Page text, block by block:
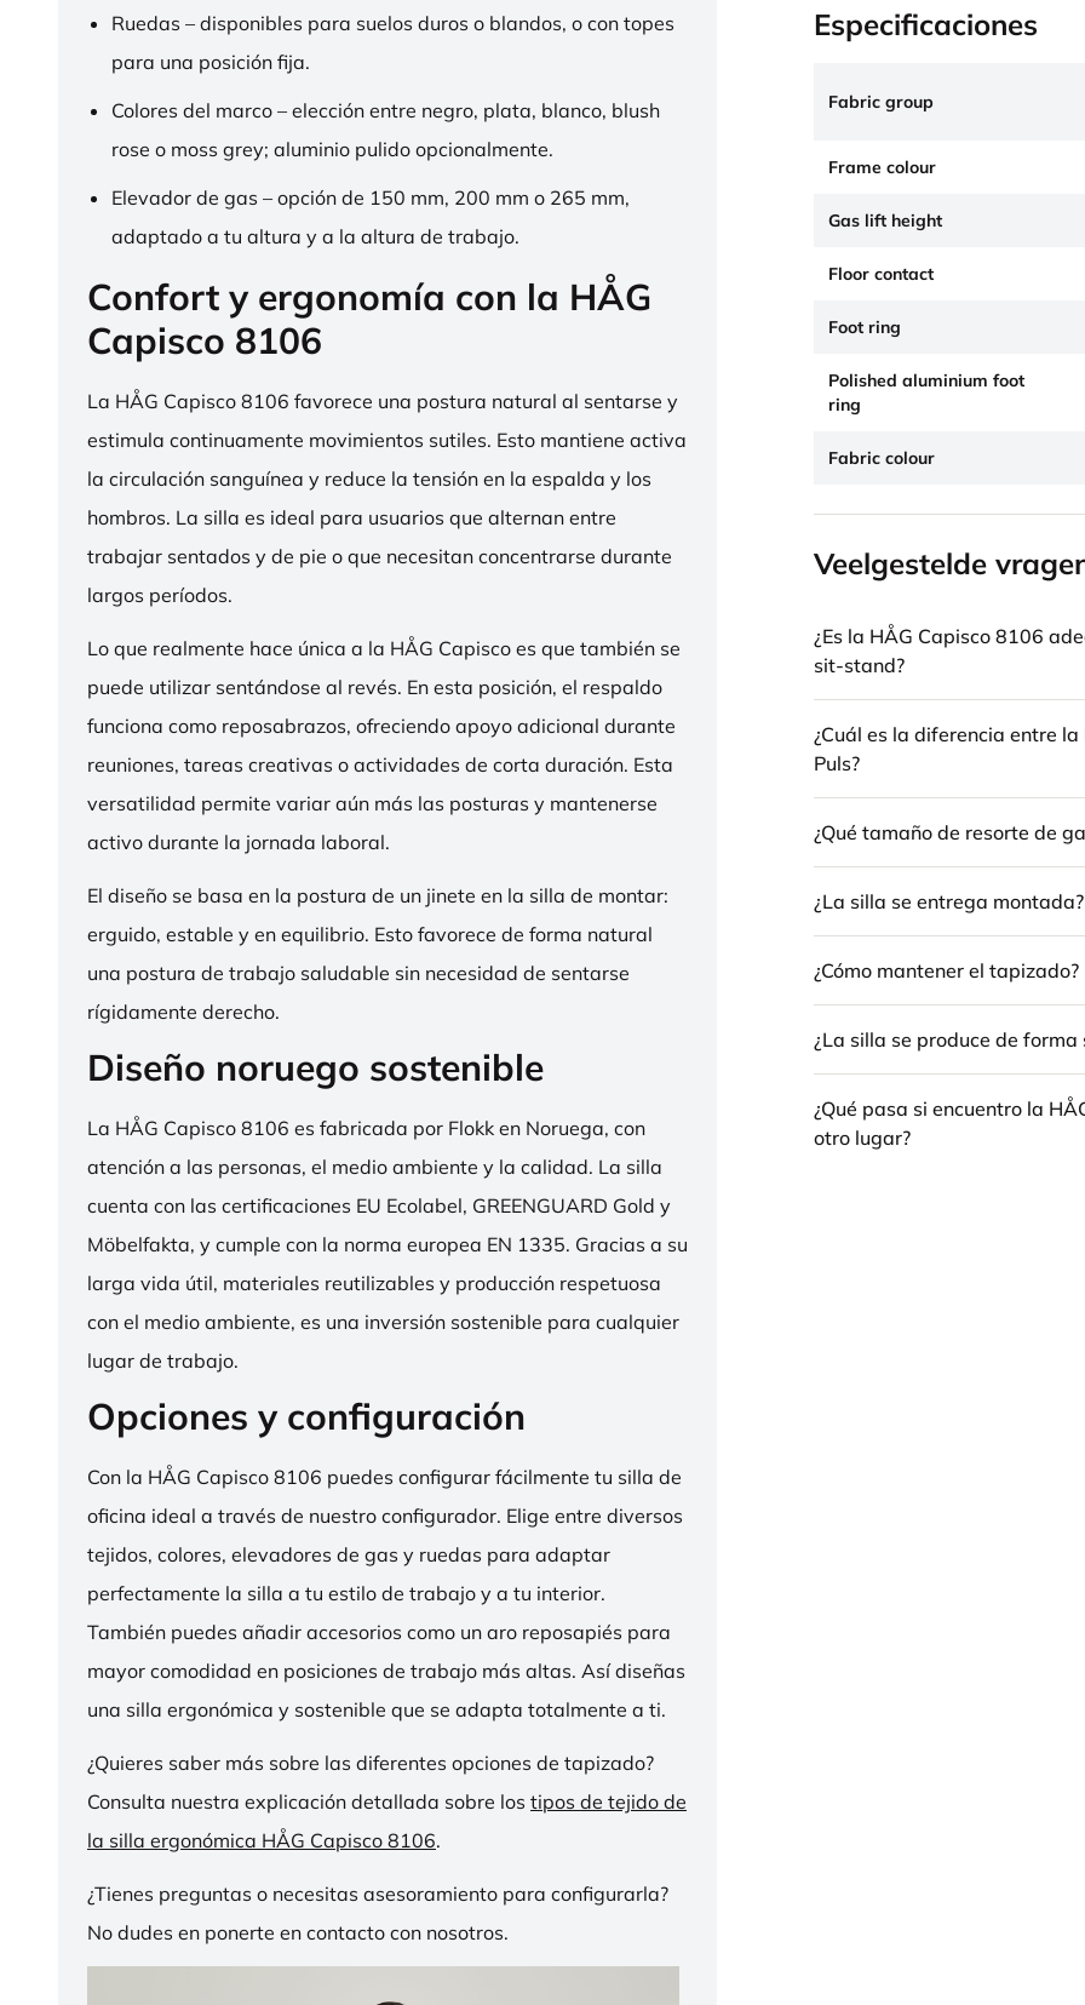
Ruedas – disponibles para suelos duros o blandos, o con topes
para una posición fija.
Colores del marco – elección entre negro, plata, blanco, blush
rose o moss grey; aluminio pulido opcionalmente.
Elevador de gas – opción de 150 mm, 200 mm o 265 mm,
adaptado a tu altura y a la altura de trabajo.
Confort y ergonomía con la HÅG
Capisco 8106
La HÅG Capisco 8106 favorece una postura natural al sentarse y
estimula continuamente movimientos sutiles. Esto mantiene activa
la circulación sanguínea y reduce la tensión en la espalda y los
hombros. La silla es ideal para usuarios que alternan entre
trabajar sentados y de pie o que necesitan concentrarse durante
largos períodos.
Lo que realmente hace única a la HÅG Capisco es que también se
puede utilizar sentándose al revés. En esta posición, el respaldo
funciona como reposabrazos, ofreciendo apoyo adicional durante
reuniones, tareas creativas o actividades de corta duración. Esta
versatilidad permite variar aún más las posturas y mantenerse
activo durante la jornada laboral.
El diseño se basa en la postura de un jinete en la silla de montar:
erguido, estable y en equilibrio. Esto favorece de forma natural
una postura de trabajo saludable sin necesidad de sentarse
rígidamente derecho.
Diseño noruego sostenible
La HÅG Capisco 8106 es fabricada por Flokk en Noruega, con
atención a las personas, el medio ambiente y la calidad. La silla
cuenta con las certificaciones EU Ecolabel, GREENGUARD Gold y
Möbelfakta, y cumple con la norma europea EN 1335. Gracias a su
larga vida útil, materiales reutilizables y producción respetuosa
con el medio ambiente, es una inversión sostenible para cualquier
lugar de trabajo.
Opciones y configuración
Con la HÅG Capisco 8106 puedes configurar fácilmente tu silla de
oficina ideal a través de nuestro configurador. Elige entre diversos
tejidos, colores, elevadores de gas y ruedas para adaptar
perfectamente la silla a tu estilo de trabajo y a tu interior.
También puedes añadir accesorios como un aro reposapiés para
mayor comodidad en posiciones de trabajo más altas. Así diseñas
una silla ergonómica y sostenible que se adapta totalmente a ti.
¿Quieres saber más sobre las diferentes opciones de tapizado?
Consulta nuestra explicación detallada sobre los tipos de tejido de
la silla ergonómica HÅG Capisco 8106.
¿Tienes preguntas o necesitas asesoramiento para configurarla?
No dudes en ponerte en contacto con nosotros.
Especificaciones
Fabric group
Frame colour
Gas lift height
Floor contact
Foot ring
Polished aluminium foot
ring
Fabric colour
Veelgestelde
¿Es la HÅG Capisco 8106
sit-stand?
¿Cuál es la diferencia entre
Puls?
¿Qué tamaño de resorte de
¿La silla se entrega montada?
¿Cómo mantener el tapizado?
¿La silla se produce de forma
¿Qué pasa si encuentro la
otro lugar?